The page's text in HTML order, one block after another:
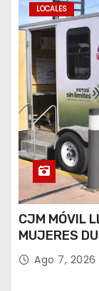
LOCALES
CJM MÓVIL
MUJERES
Ago 7, 2026